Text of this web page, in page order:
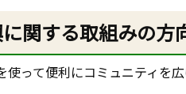
関する取組みの方
って便利にコミュニティを広